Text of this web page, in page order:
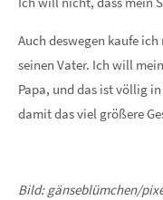
Auch deswegen kaufe
seinen Vater. Ich will
Papa, und das ist völlig
damit das viel größere
Bild: gänseblümchen/